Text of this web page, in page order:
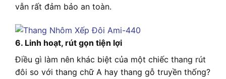
vẫn rất đảm bảo an toàn.
6. Linh hoạt, rút gọn tiện lợi
Điều gì làm nên khác biệt của một chiếc thang rút
đôi so với thang chữ A hay thang gỗ truyền thống?